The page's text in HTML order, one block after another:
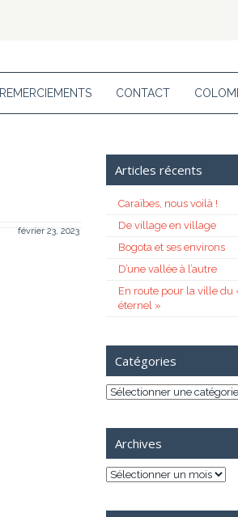
REMERCIEMENTS CONTACT
février 23, 2023
Articles récents
Caraïbes, nous voilà !
De village en village
Bogota et ses environs
D’une vallée à l’autre
En route pour la ville du
éternel »
Catégories
Catégories
Archives
Archives